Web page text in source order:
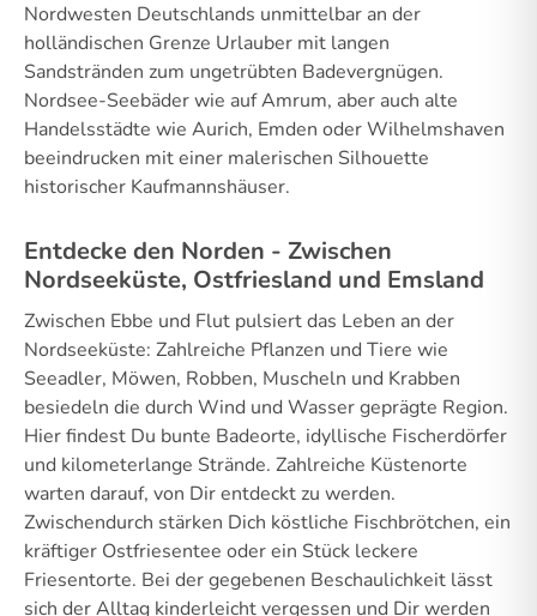
Nordwesten Deutschlands unmittelbar an der
holländischen Grenze Urlauber mit langen
Sandstränden zum ungetrübten Badevergnügen.
Nordsee-Seebäder wie auf Amrum, aber auch alte
Handelsstädte wie Aurich, Emden oder Wilhelmshaven
beeindrucken mit einer malerischen Silhouette
historischer Kaufmannshäuser.
Entdecke den Norden - Zwischen
Nordseeküste, Ostfriesland und Emsland
Zwischen Ebbe und Flut pulsiert das Leben an der
Nordseeküste: Zahlreiche Pflanzen und Tiere wie
Seeadler, Möwen, Robben, Muscheln und Krabben
besiedeln die durch Wind und Wasser geprägte Region.
Hier findest Du bunte Badeorte, idyllische Fischerdörfer
und kilometerlange Strände. Zahlreiche Küstenorte
warten darauf, von Dir entdeckt zu werden.
Zwischendurch stärken Dich köstliche Fischbrötchen, ein
kräftiger Ostfriesentee oder ein Stück leckere
Friesentorte. Bei der gegebenen Beschaulichkeit lässt
sich der Alltag kinderleicht vergessen und Dir werden